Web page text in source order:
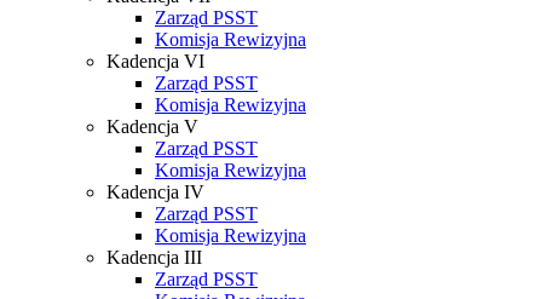
Zarząd PSST
Komisja Rewizyjna
Kadencja VI
Zarząd PSST
Komisja Rewizyjna
Kadencja V
Zarząd PSST
Komisja Rewizyjna
Kadencja IV
Zarząd PSST
Komisja Rewizyjna
Kadencja III
Zarząd PSST